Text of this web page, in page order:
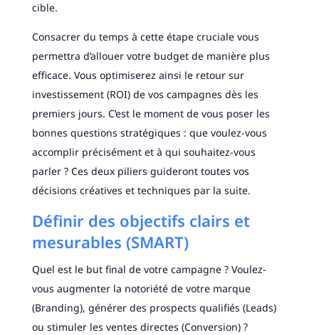
cible.
Consacrer du temps à cette étape cruciale vous
permettra d’allouer votre budget de manière plus
efficace. Vous optimiserez ainsi le retour sur
investissement (ROI) de vos campagnes dès les
premiers jours. C’est le moment de vous poser les
bonnes questions stratégiques : que voulez-vous
accomplir précisément et à qui souhaitez-vous
parler ? Ces deux piliers guideront toutes vos
décisions créatives et techniques par la suite.
Définir des objectifs clairs et
mesurables (SMART)
Quel est le but final de votre campagne ? Voulez-
vous augmenter la notoriété de votre marque
(Branding), générer des prospects qualifiés (Leads)
ou stimuler les ventes directes (Conversion) ?